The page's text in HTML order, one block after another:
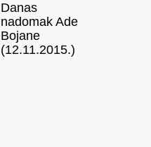
Danas
nadomak Ade
Bojane
(12.11.2015.)